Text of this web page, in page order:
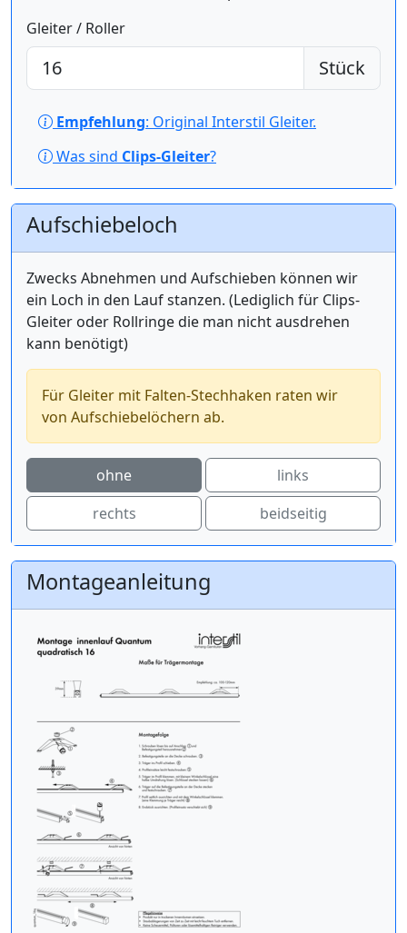
Gleiter / Roller
Stück
Empfehlung: Original Interstil Gleiter.
Was sind Clips-Gleiter?
Aufschiebeloch
Zwecks Abnehmen und Aufschieben können wir
ein Loch in den Lauf stanzen. (Lediglich für Clips-
Gleiter oder Rollringe die man nicht ausdrehen
kann benötigt)
Für Gleiter mit Falten-Stechhaken raten wir
von Aufschiebelöchern ab.
ohne
links
rechts
beidseitig
Montageanleitung